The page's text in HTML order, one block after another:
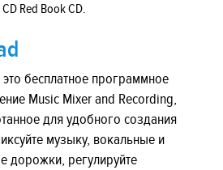
Red Book CD.
это бесплатное программное
Music Mixer and Recording,
для удобного создания
музыку, вокальные и
дорожки, регулируйте